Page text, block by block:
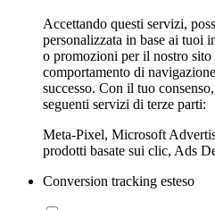
Accettando questi servizi,
personalizzata in base ai tuoi
o promozioni per il nostro
comportamento di
successo. Con il tuo
seguenti servizi di terze parti:
Meta-Pixel, Microsoft
prodotti basate sui clic, Ads
Conversion tracking esteso